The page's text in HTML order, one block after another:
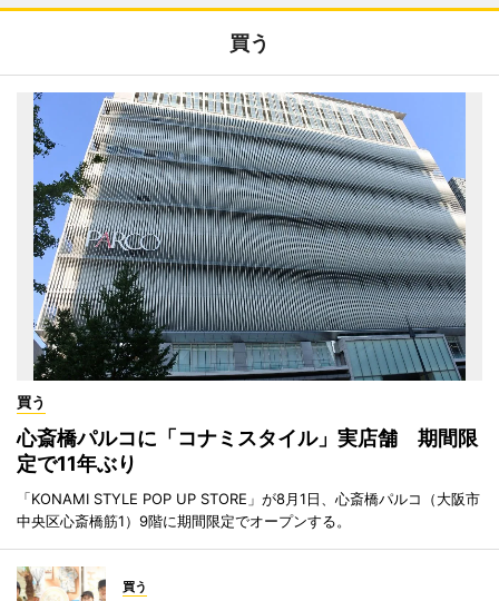
買う
買う
心斎橋パルコに「コナミスタイル」実店舗 期間限
定で11年ぶり
「KONAMI STYLE POP UP STORE」が8月1日、心斎橋パルコ（大阪市
中央区心斎橋筋1）9階に期間限定でオープンする。
買う